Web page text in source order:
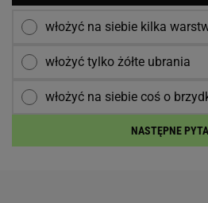
włożyć na siebie kilka
włożyć tylko żółte ubrania
włożyć na siebie coś o
NASTĘPNE